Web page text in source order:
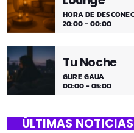
HORA DE
20:00 - 00:00
Tu Noche
GURE GAUA
00:00 - 05:00
ÚLTIMAS NOTICIAS